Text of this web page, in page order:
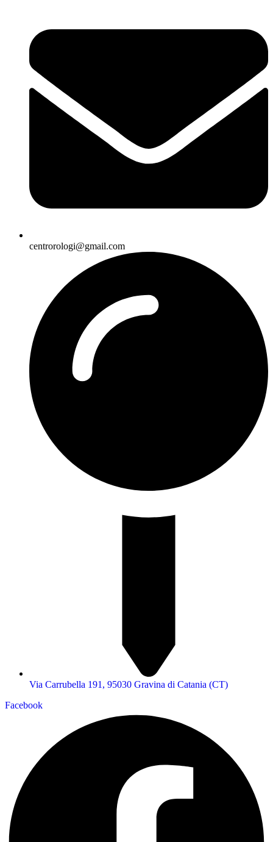
centrorologi@gmail.com
Via Carrubella 191, 95030 Gravina di Catania (CT)
Facebook